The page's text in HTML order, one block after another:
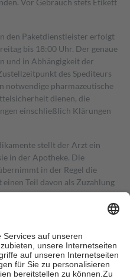
Vor Gebrauch stets Etikett
den Paketdienstleister erfolgt
bis 18:00 Uhr. Der genaue
und in Abhängigkeit der
des Spediteurs
notwendige pharmazeutische
dienen, die
einschließlich Klärungen
stellt der Arzt ein
in der Apotheke. Die
in der Regel die
Teil davon als Zuzahlung
in Höhe von zehn
nie mehr als die tatsächlichen
für Online-Apotheken.
beträgt die